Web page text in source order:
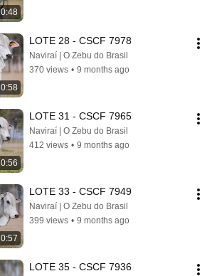
0:48
0:58
LOTE 28 - CSCF 7978
Naviraí | O Zebu do Brasil
370 views • 9 months ago
0:56
LOTE 31 - CSCF 7965
Naviraí | O Zebu do Brasil
412 views • 9 months ago
0:57
LOTE 33 - CSCF 7949
Naviraí | O Zebu do Brasil
399 views • 9 months ago
LOTE 35 - CSCF 7936